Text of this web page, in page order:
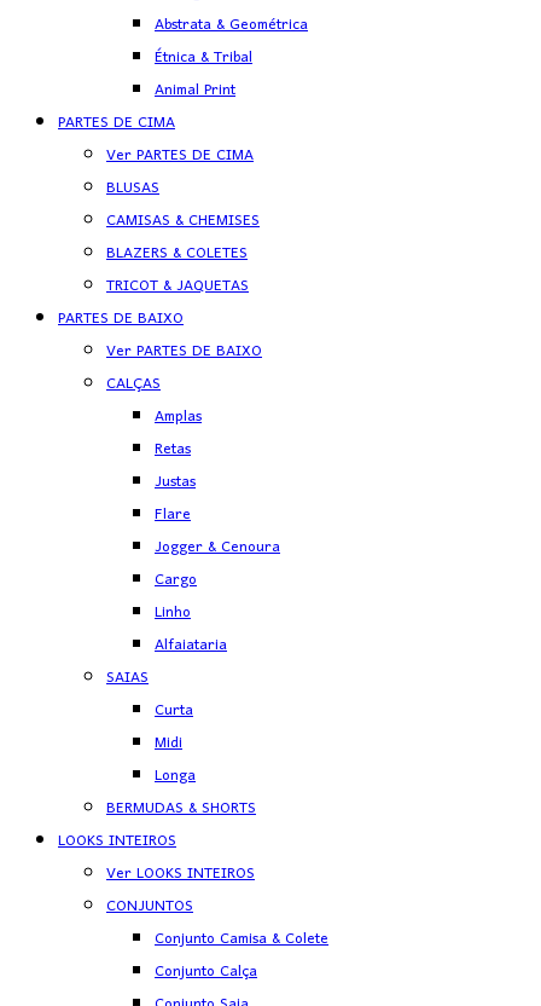
Abstrata & Geométrica
Étnica & Tribal
Animal Print
PARTES DE CIMA
Ver PARTES DE CIMA
BLUSAS
CAMISAS & CHEMISES
BLAZERS & COLETES
TRICOT & JAQUETAS
PARTES DE BAIXO
Ver PARTES DE BAIXO
CALÇAS
Amplas
Retas
Justas
Flare
Jogger & Cenoura
Cargo
Linho
Alfaiataria
SAIAS
Curta
Midi
Longa
BERMUDAS & SHORTS
LOOKS INTEIROS
Ver LOOKS INTEIROS
CONJUNTOS
Conjunto Camisa & Colete
Conjunto Calça